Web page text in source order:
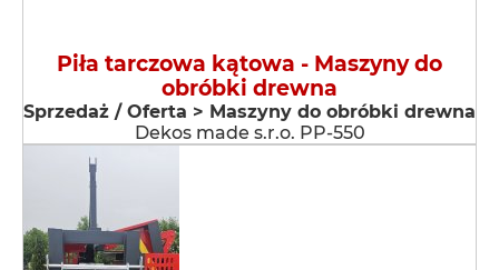
Piła tarczowa kątowa - Maszyny do
obróbki drewna
Sprzedaż / Oferta > Maszyny do obróbki drewna
Dekos made s.r.o. PP-550